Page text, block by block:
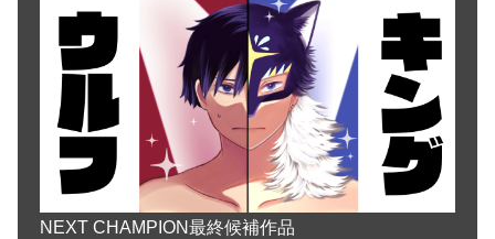
NEXT CHAMPION最終候補作品